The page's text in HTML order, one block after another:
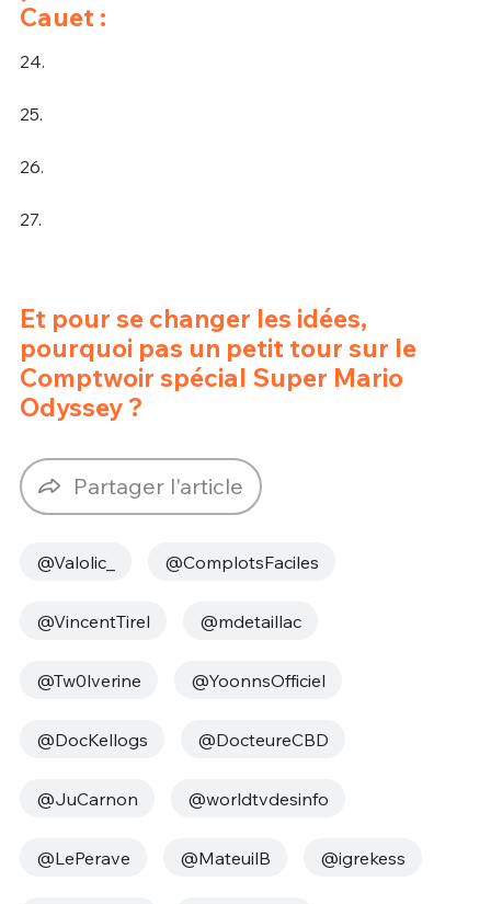
Cauet :
24.
25.
26.
27.
Et pour se changer les idées,
pourquoi pas un petit tour sur le
Comptwoir spécial Super Mario
Odyssey ?
Partager l'article
@Valolic_ @ComplotsFaciles
@VincentTirel @mdetaillac
@Tw0lverine @YoonnsOfficiel
@DocKellogs @DocteureCBD
@JuCarnon @worldtvdesinfo
@LePerave @MateuilB @igrekess